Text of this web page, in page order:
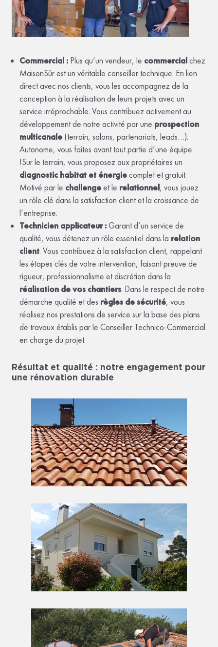
Commercial : Plus qu’un vendeur, le commercialchez
MaisonSûr est un véritable conseiller technique. En lien
direct avec nos clients, vous les accompagnez de la
conception à la réalisation de leurs projets avec un
service irréprochable. Vous contribuez activement au
développement de notre activité par une prospection
multicanale (terrain, salons, partenariats, leads…).
Autonome, vous faîtes avant tout partie d’une équipe
!Sur le terrain, vous proposez aux propriétaires un
diagnostic habitat et énergiecomplet et gratuit.
Motivé par le challengeet le relationnel, vous jouez
un rôle clé dans la satisfaction client et la croissance de
l’entreprise.
Technicien applicateur :Garant d’un service de
qualité, vous détenez un rôle essentiel dans la relation
client. Vous contribuez à la satisfaction client, rappelant
les étapes clés de votre intervention, faisant preuve de
rigueur, professionnalisme et discrétion dans la
réalisation de vos chantiers. Dans le respect de notre
démarche qualité et des règles de sécurité, vous
réalisez nos prestations de service sur la base des plans
de travaux établis par le Conseiller Technico-Commercial
en charge du projet.
Résultat et qualité : notre engagement pour
une rénovation durable